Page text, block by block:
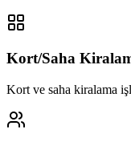
Kort/Saha
Kort ve saha kiralama